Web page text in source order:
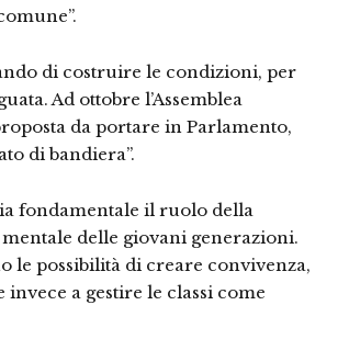
di costruire le condizioni, per
Ad ottobre l’Assemblea
da portare in Parlamento,
di bandiera”.
fondamentale il ruolo della
delle giovani generazioni.
le possibilità di creare convivenza,
a gestire le classi come